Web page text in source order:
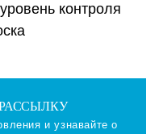
контроля
и узнавайте о